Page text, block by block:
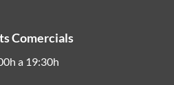
Comercials
a 19:30h